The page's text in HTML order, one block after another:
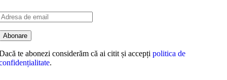
te abonezi considerăm că ai citit și accepți politica de
.